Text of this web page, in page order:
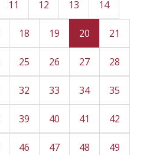
11 12 13 14
18 19 20 21
25 26 27 28
32 33 34 35
39 40 41 42
46 47 48 49